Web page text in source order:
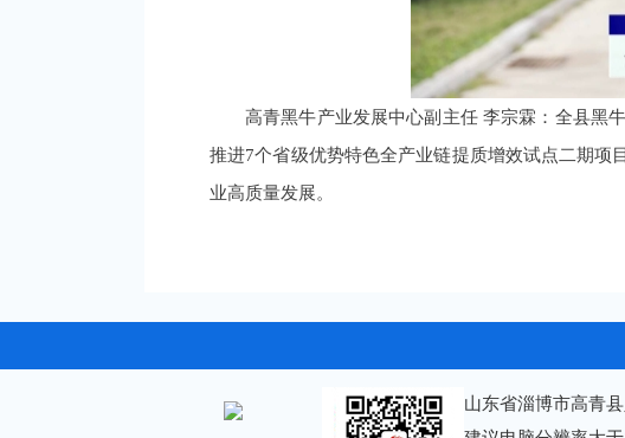
高青黑牛产业发展中心副主任 李宗霖：全县黑
推进7个省级优势特色全产业链提质增效试点二期
业高质量发展。
山东省淄博市高青